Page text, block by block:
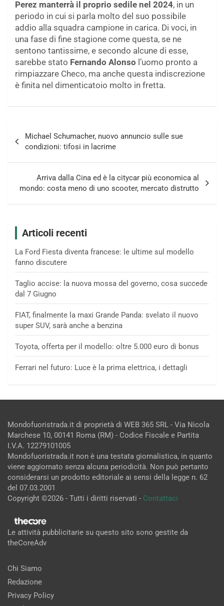
Perez manterrà il proprio sedile nel 2024, in un
periodo in cui si parla molto del suo possibile
addio alla squadra campione in carica. Di voci, in
una fase di fine stagione come questa, se ne
sentono tantissime, e secondo alcune di esse,
sarebbe stato Fernando Alonso l’uomo pronto a
rimpiazzare Checo, ma anche questa indiscrezione
è finita nel dimenticatoio molto in fretta.
articoli
Michael Schumacher, nuovo annuncio sulle sue
condizioni: tifosi in lacrime
Arriva dalla Cina ed è la citycar più economica al
mondo: costa meno di uno scooter, mercato distrutto
Articoli recenti
La Ford Fiesta diventa francese: le ultime sul modello
fanno discutere
Taglio accise: la nuova mossa del governo, cosa succede
dal 7 Giugno
FIAT, finalmente la maxi Grande Panda: svelato il nuovo
super SUV, sarà anche a benzina
Toyota, offerta per il modello: oltre 5.000 euro di bonus
Ferrari nel futuro: Luce è la prima elettrica, i dettagli
Mondofuoristrada.it di proprietà di WEB 365 SRL - Via Nicola
Marchese 10, 00141 Roma (RM) - Codice Fiscale e Partita
I.V.A. 12279101005
Mondofuoristrada.it non è una testata giornalistica, in quanto
viene aggiornato senza alcuna periodicità. Non può pertanto
considerarsi un prodotto editoriale ai sensi della legge n. 62
del 07.03.2001
Copyright ©2026 - Tutti i diritti riservati - Contattaci
Le attività pubblicitarie su questo sito sono gestite da
theCoreAdv
Chi Siamo
Redazione
Privacy Policy